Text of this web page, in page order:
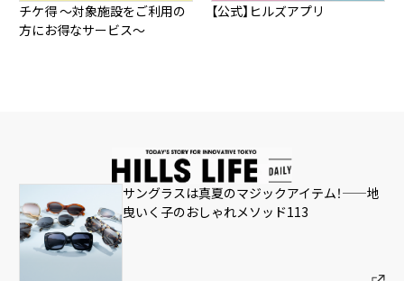
チケ得 ～対象施設をご利用の
方にお得なサービス～
【公式】ヒルズアプリ
サングラスは真夏のマジックアイテム！——地
曳いく子のおしゃれメソッド113